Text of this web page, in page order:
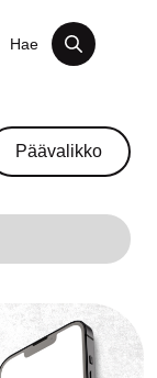
Hae
Päävalikko